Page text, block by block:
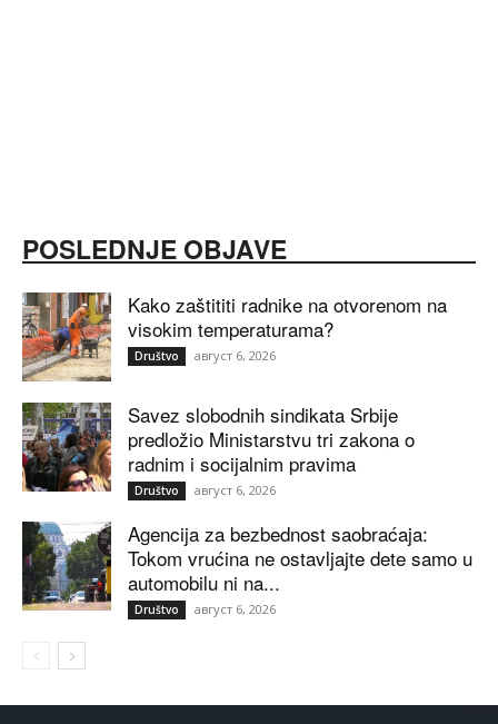
POSLEDNJE OBJAVE
Kako zaštititi radnike na otvorenom na
visokim temperaturama?
Društvo август 6, 2026
Savez slobodnih sindikata Srbije
predložio Ministarstvu tri zakona o
radnim i socijalnim pravima
Društvo август 6, 2026
Agencija za bezbednost saobraćaja:
Tokom vrućina ne ostavljajte dete samo u
automobilu ni na...
Društvo август 6, 2026